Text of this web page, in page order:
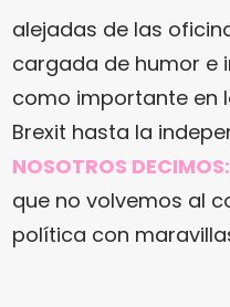
alejadas de las
cargada de humor e
como importante en
Brexit hasta la
NOSOTROS DECIMOS:
que no volvemos al
política con